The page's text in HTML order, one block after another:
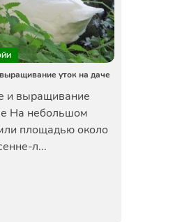
уток на даче
и выращивание
На небольшом
площадью около
л...